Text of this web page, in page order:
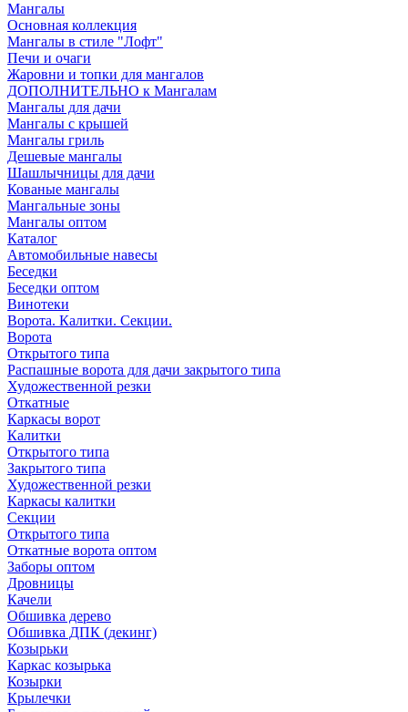
Мангалы
Основная коллекция
Мангалы в стиле "Лофт"
Печи и очаги
Жаровни и топки для мангалов
ДОПОЛНИТЕЛЬНО к Мангалам
Мангалы для дачи
Мангалы с крышей
Мангалы гриль
Дешевые мангалы
Шашлычницы для дачи
Кованые мангалы
Мангальные зоны
Мангалы оптом
Каталог
Автомобильные навесы
Беседки
Беседки оптом
Винотеки
Ворота. Калитки. Секции.
Ворота
Открытого типа
Распашные ворота для дачи закрытого типа
Художественной резки
Откатные
Каркасы ворот
Калитки
Открытого типа
Закрытого типа
Художественной резки
Каркасы калитки
Секции
Открытого типа
Откатные ворота оптом
Заборы оптом
Дровницы
Качели
Обшивка дерево
Обшивка ДПК (декинг)
Козырьки
Каркас козырька
Козырки
Крылечки